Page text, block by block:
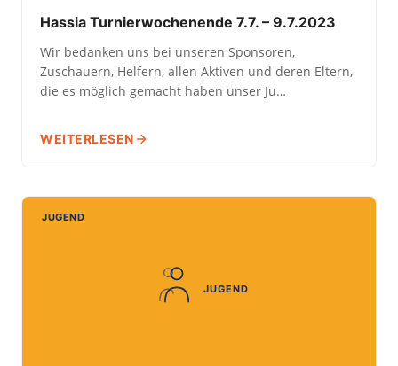
Hassia Turnierwochenende 7.7. – 9.7.2023
Wir bedanken uns bei unseren Sponsoren,
Zuschauern, Helfern, allen Aktiven und deren Eltern,
die es möglich gemacht haben unser Ju…
WEITERLESEN
JUGEND
JUGEND